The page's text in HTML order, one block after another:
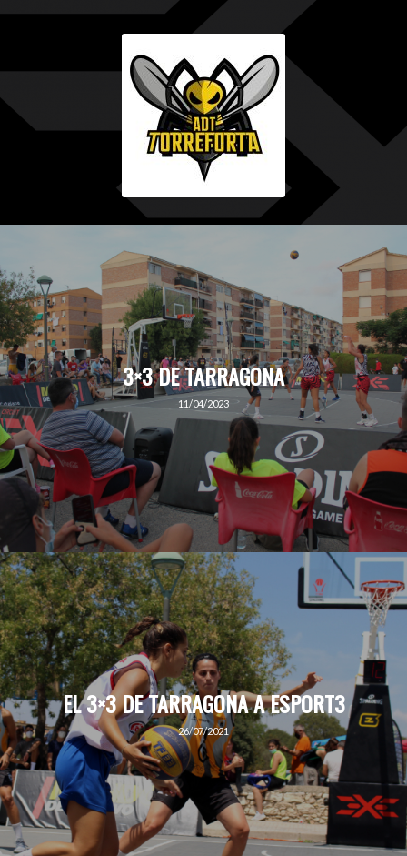
3×3 DE TARRAGONA
11/04/2023
EL 3×3 DE TARRAGONA A ESPORT3
26/07/2021